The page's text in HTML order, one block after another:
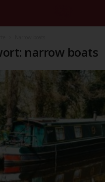
narrow boats